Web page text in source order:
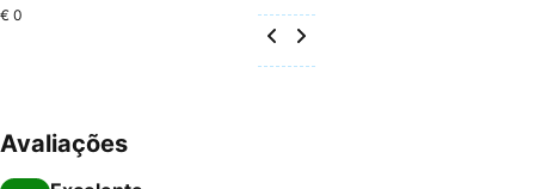
€ 0
Avaliações